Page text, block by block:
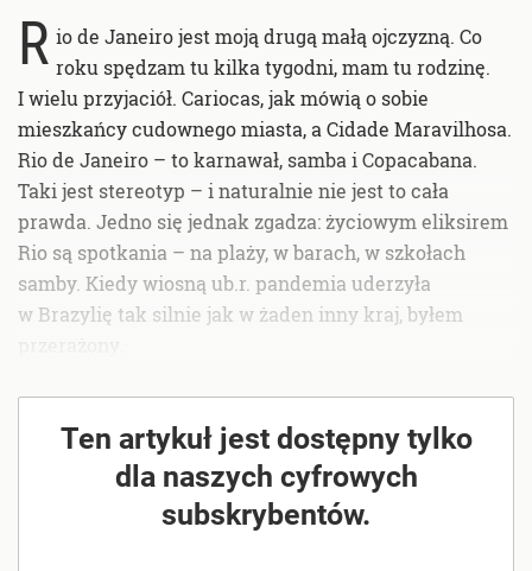
R io de Janeiro jest moją drugą małą ojczyzną. Co
roku spędzam tu kilka tygodni, mam tu rodzinę.
I wielu przyjaciół. Cariocas, jak mówią o sobie
mieszkańcy cudownego miasta, a Cidade Maravilhosa.
Rio de Janeiro – to karnawał, samba i Copacabana.
Taki jest stereotyp – i naturalnie nie jest to cała
prawda. Jedno się jednak zgadza: życiowym eliksirem
Rio są spotkania – na plaży, w barach, w szkołach
samby. Kiedy wiosną ub.r. pandemia uderzyła
w Brazylię tak silnie jak w żaden inny kraj, byłem
Ten artykuł jest dostępny tylko
dla naszych cyfrowych
subskrybentów.